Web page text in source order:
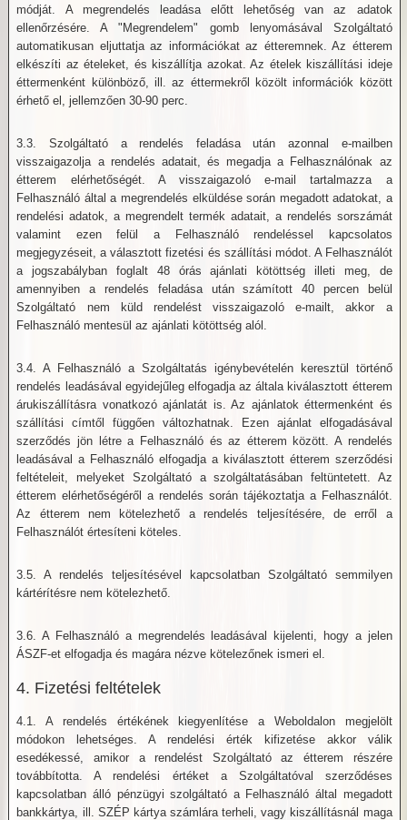
módját. A megrendelés leadása előtt lehetőség van az adatok
ellenőrzésére. A "Megrendelem" gomb lenyomásával Szolgáltató
automatikusan eljuttatja az információkat az étteremnek. Az étterem
elkészíti az ételeket, és kiszállítja azokat. Az ételek kiszállítási ideje
éttermenként különböző, ill. az éttermekről közölt információk között
érhető el, jellemzően 30-90 perc.
3.3. Szolgáltató a rendelés feladása után azonnal e-mailben
visszaigazolja a rendelés adatait, és megadja a Felhasználónak az
étterem elérhetőségét. A visszaigazoló e-mail tartalmazza a
Felhasználó által a megrendelés elküldése során megadott adatokat, a
rendelési adatok, a megrendelt termék adatait, a rendelés sorszámát
valamint ezen felül a Felhasználó rendeléssel kapcsolatos
megjegyzéseit, a választott fizetési és szállítási módot. A Felhasználót
a jogszabályban foglalt 48 órás ajánlati kötöttség illeti meg, de
amennyiben a rendelés feladása után számított 40 percen belül
Szolgáltató nem küld rendelést visszaigazoló e-mailt, akkor a
Felhasználó mentesül az ajánlati kötöttség alól.
3.4. A Felhasználó a Szolgáltatás igénybevételén keresztül történő
rendelés leadásával egyidejűleg elfogadja az általa kiválasztott étterem
árukiszállításra vonatkozó ajánlatát is. Az ajánlatok éttermenként és
szállítási címtől függően változhatnak. Ezen ajánlat elfogadásával
szerződés jön létre a Felhasználó és az étterem között. A rendelés
leadásával a Felhasználó elfogadja a kiválasztott étterem szerződési
feltételeit, melyeket Szolgáltató a szolgáltatásában feltüntetett. Az
étterem elérhetőségéről a rendelés során tájékoztatja a Felhasználót.
Az étterem nem kötelezhető a rendelés teljesítésére, de erről a
Felhasználót értesíteni köteles.
3.5. A rendelés teljesítésével kapcsolatban Szolgáltató semmilyen
kártérítésre nem kötelezhető.
3.6. A Felhasználó a megrendelés leadásával kijelenti, hogy a jelen
ÁSZF-et elfogadja és magára nézve kötelezőnek ismeri el.
4. Fizetési feltételek
4.1. A rendelés értékének kiegyenlítése a Weboldalon megjelölt
módokon lehetséges. A rendelési érték kifizetése akkor válik
esedékessé, amikor a rendelést Szolgáltató az étterem részére
továbbította. A rendelési értéket a Szolgáltatóval szerződéses
kapcsolatban álló pénzügyi szolgáltató a Felhasználó által megadott
bankkártya, ill. SZÉP kártya számlára terheli, vagy kiszállításnál maga